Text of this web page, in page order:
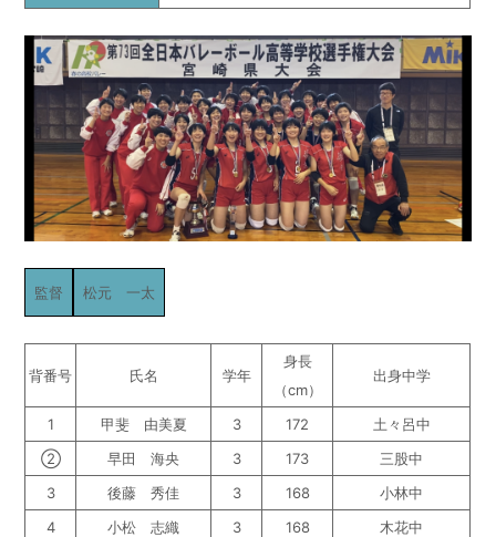
監督 松元 一太
背番号 氏名 学年
身長
（cm）
出身中学
1 甲斐 由美夏 3 172
土々呂中
②
早田 海央 3 173
三股中
3
後藤 秀佳 3 168
小林中
4
小松 志織 3 168
木花中